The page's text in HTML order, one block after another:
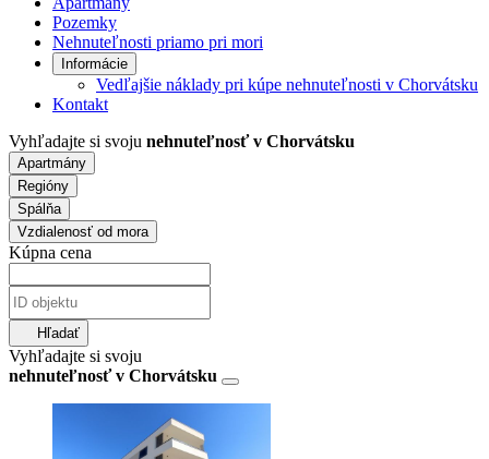
Pozemky
Nehnuteľnosti priamo pri mori
Informácie
Vedľajšie náklady pri kúpe nehnuteľnosti v Chorvátsku
Kontakt
Vyhľadajte si svoju nehnuteľnosť v Chorvátsku
Apartmány
Regióny
Spálňa
Vzdialenosť od mora
Kúpna cena
Hľadať
Vyhľadajte si svoju
nehnuteľnosť v Chorvátsku